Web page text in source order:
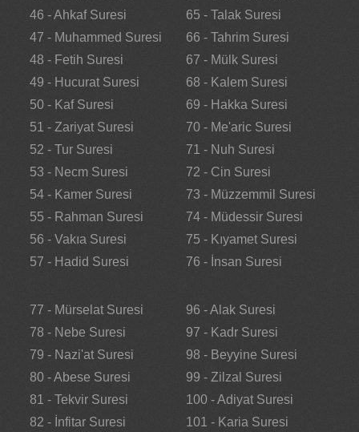
46 - Ahkaf Suresi
47 - Muhammed Suresi
48 - Fetih Suresi
49 - Hucurat Suresi
50 - Kaf Suresi
51 - Zariyat Suresi
52 - Tur Suresi
53 - Necm Suresi
54 - Kamer Suresi
55 - Rahman Suresi
56 - Vakıa Suresi
57 - Hadid Suresi
65 - Talak Suresi
66 - Tahrim Suresi
67 - Mülk Suresi
68 - Kalem Suresi
69 - Hakka Suresi
70 - Me'aric Suresi
71 - Nuh Suresi
72 - Cin Suresi
73 - Müzzemmil Suresi
74 - Müdessir Suresi
75 - Kıyamet Suresi
76 - İnsan Suresi
77 - Mürselat Suresi
78 - Nebe Suresi
79 - Nazi'at Suresi
80 - Abese Suresi
81 - Tekvir Suresi
82 - İnfitar Suresi
96 - Alak Suresi
97 - Kadr Suresi
98 - Beyyine Suresi
99 - Zilzal Suresi
100 - Adiyat Suresi
101 - Karia Suresi